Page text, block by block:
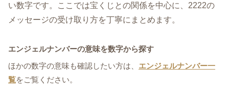
い数字です。ここでは宝くじとの関係を中心に、2222の
メッセージの受け取り方を丁寧にまとめます。
エンジェルナンバーの意味を数字から探す
ほかの数字の意味も確認したい方は、 エンジェルナンバー一
覧をご覧ください。